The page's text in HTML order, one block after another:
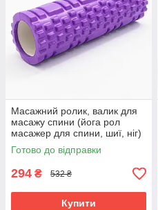
Масажний ролик, валик для
масажу спини (йога рол
масажер для спини, шиї, ніг)
OSPORT Lite (MS 1836)
Фіолетовий
Готово до відправки
294 ₴ 532 ₴
Купити